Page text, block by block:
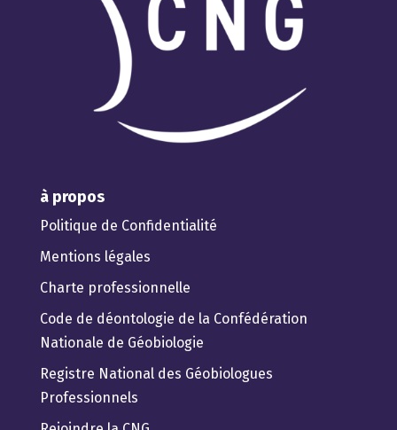
à propos
Politique de Confidentialité
Mentions légales
Charte professionnelle
Code de déontologie de la Confédération
Nationale de Géobiologie
Registre National des Géobiologues
Professionnels